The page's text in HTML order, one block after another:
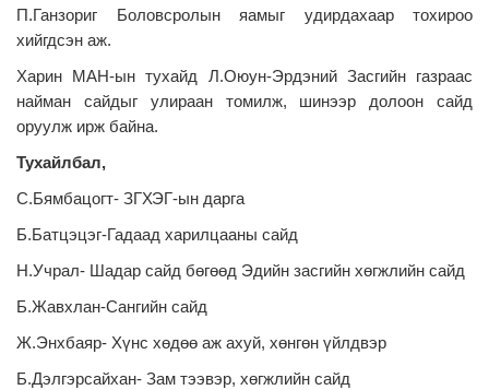
П.Ганзориг Боловсролын яамыг удирдахаар тохироо
хийгдсэн аж.
Харин МАН-ын тухайд Л.Оюун-Эрдэний Засгийн газраас
найман сайдыг улираан томилж, шинээр долоон сайд
оруулж ирж байна.
Тухайлбал,
С.Бямбацогт- ЗГХЭГ-ын дарга
Б.Батцэцэг-Гадаад харилцааны сайд
Н.Учрал- Шадар сайд бөгөөд Эдийн засгийн хөгжлийн сайд
Б.Жавхлан-Сангийн сайд
Ж.Энхбаяр- Хүнс хөдөө аж ахуй, хөнгөн үйлдвэр
Б.Дэлгэрсайхан- Зам тээвэр, хөгжлийн сайд